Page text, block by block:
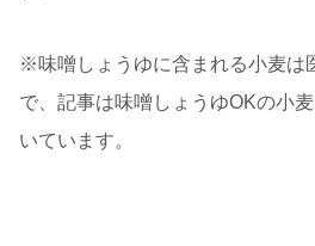
※味噌しょうゆに含まれる小麦は
で、記事は味噌しょうゆOKの小
いています。